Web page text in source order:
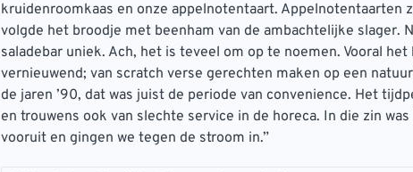
kruidenroomkaas en onze appelnotentaart. Appelnotentaarten
volgde het broodje met beenham van de ambachtelijke slager.
saladebar uniek. Ach, het is teveel om op te noemen. Vooral het
vernieuwend; van scratch verse gerechten maken op een
de jaren ’90, dat was juist de periode van convenience. Het
en trouwens ook van slechte service in de horeca. In die zin
vooruit en gingen we tegen de stroom in.”